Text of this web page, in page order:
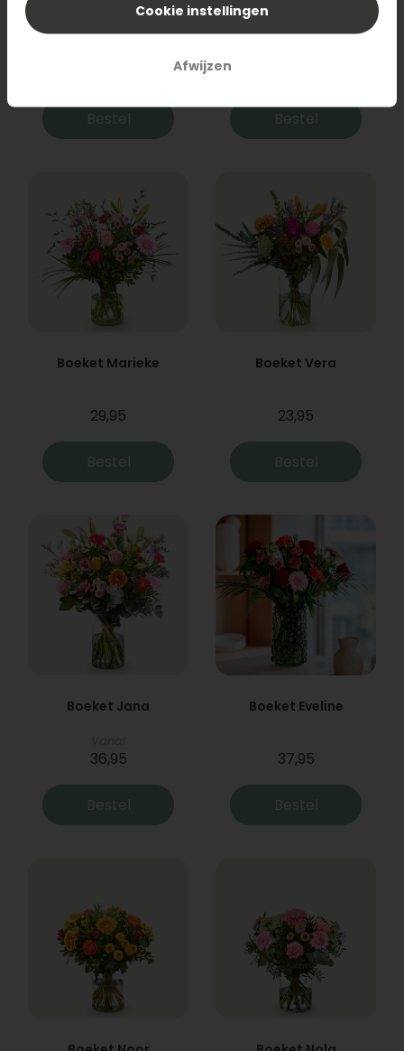
Boeket Raya
Bestel
Sanseveria
Bestel
Boeket Marieke
29,95
Bestel
Boeket Vera
23,95
Bestel
Boeket Jana
36,95
Bestel
Boeket Eveline
37,95
Bestel
Cookie instellingen
Afwijzen